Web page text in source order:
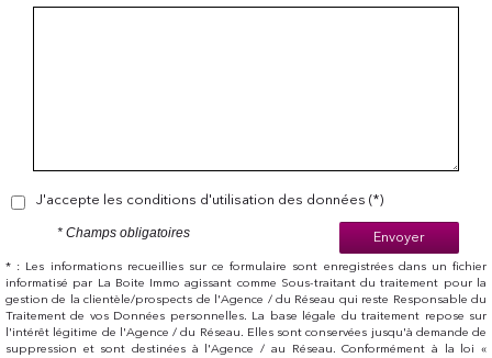
J'accepte les conditions d'utilisation des données (*)
Envoyer
* Champs obligatoires
* : Les informations recueillies sur ce formulaire sont enregistrées dans un fichier
informatisé par La Boite Immo agissant comme Sous-traitant du traitement pour la
gestion de la clientèle/prospects de l'Agence / du Réseau qui reste Responsable du
Traitement de vos Données personnelles. La base légale du traitement repose sur
l'intérêt légitime de l'Agence / du Réseau. Elles sont conservées jusqu'à demande de
suppression et sont destinées à l'Agence / au Réseau. Conformément à la loi «